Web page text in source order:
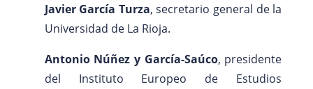
Javier García Turza, secretario general de la
Universidad de La Rioja.
Antonio Núñez y García-Saúco, presidente
del Instituto Europeo de Estudios